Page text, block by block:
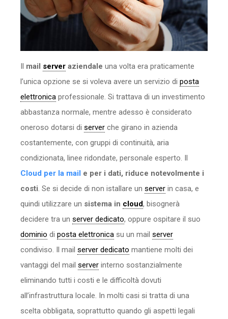
Il mail server aziendale una volta era praticamente
l’unica opzione se si voleva avere un servizio di posta
elettronica professionale. Si trattava di un investimento
abbastanza normale, mentre adesso è considerato
oneroso dotarsi di server che girano in azienda
costantemente, con gruppi di continuità, aria
condizionata, linee ridondate, personale esperto. Il
Cloud per la mail e per i dati, riduce notevolmente i
costi. Se si decide di non istallare un server in casa, e
quindi utilizzare un sistema in cloud, bisognerà
decidere tra un server dedicato, oppure ospitare il suo
dominio di posta elettronica su un mail server
condiviso. Il mail server dedicato mantiene molti dei
vantaggi del mail server interno sostanzialmente
eliminando tutti i costi e le difficoltà dovuti
all’infrastruttura locale. In molti casi si tratta di una
scelta obbligata, soprattutto quando gli aspetti legali